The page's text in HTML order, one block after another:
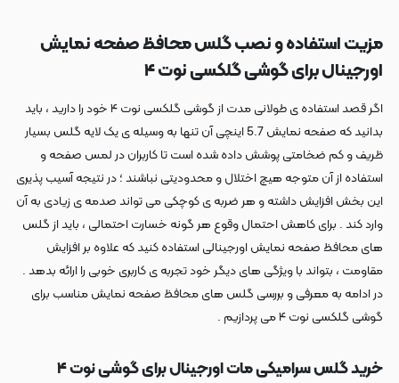
مزیت استفاده و نصب گلس محافظ صفحه نمایش
اورجینال برای گوشی گلکسی نوت ۴
اگر قصد استفاده ی طولانی مدت از گوشی گلکسی نوت ۴ خود را دارید ، باید
بدانید که صفحه نمایش 5.7 اینچی آن تنها به وسیله ی یک لایه گلس بسیار
ظریف و کم ضخامتی پوشش داده شده است تا کاربران در لمس صفحه و
استفاده از آن متوجه هیچ اختلال و محدودیتی نباشند ؛ در نتیجه آسیب پذیری
این بخش افزایش داشته و هر ضربه ی کوچکی می تواند صدمه ی زیادی به آن
وارد کند . برای کاهش احتمال وقوع هر گونه خسارت احتمالی ، باید از گلس
های محافظ صفحه نمایش اورجینالی استفاده کنید که علاوه بر افزایش
مقاومت ، بتواند با ویژگی های دیگر خود تجربه ی کاربری خوبی را ارائه بدهد .
در ادامه به معرفی و بررسی گلس های محافظ صفحه نمایش مناسب برای
گوشی گلکسی نوت ۴ می پردازیم .
خرید گلس سرامیکی مات اورجینال برای گوشی نوت ۴